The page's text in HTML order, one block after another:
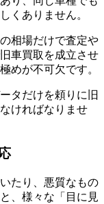
くありません。
相場だけで査定や
車買取を成立させ
めが不可欠です。
タだけを頼りに旧
ければなりませ
たり、悪質なもの
、様々な「目に見